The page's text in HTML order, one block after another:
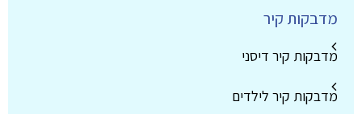
מדבקות קיר
מדבקות קיר דיסני
מדבקות קיר לילדים